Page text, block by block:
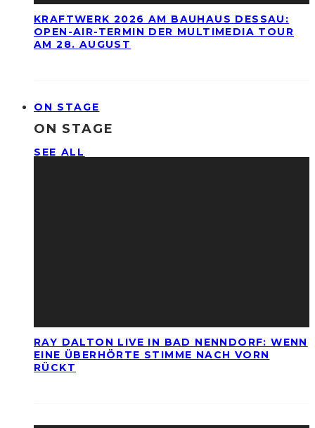
KRAFTWERK 2026 AM BAUHAUS DESSAU:
OPEN-AIR-TERMIN DER MULTIMEDIA TOUR
AM 28. AUGUST
ON STAGE
ON STAGE
SEE ALL
RAY DALTON LIVE IN BAD NENNDORF: WENN
EINE ÜBERHÖRTE STIMME NACH VORN
RÜCKT